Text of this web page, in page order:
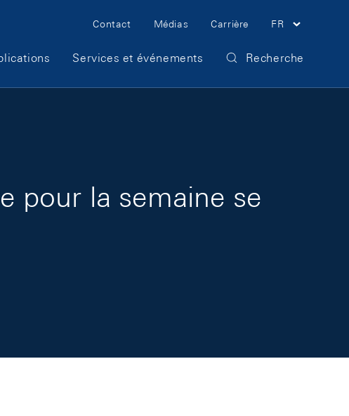
Meta Navigation
Contact Médias Carrière FR
Services et événements Recherche
pour la semaine se